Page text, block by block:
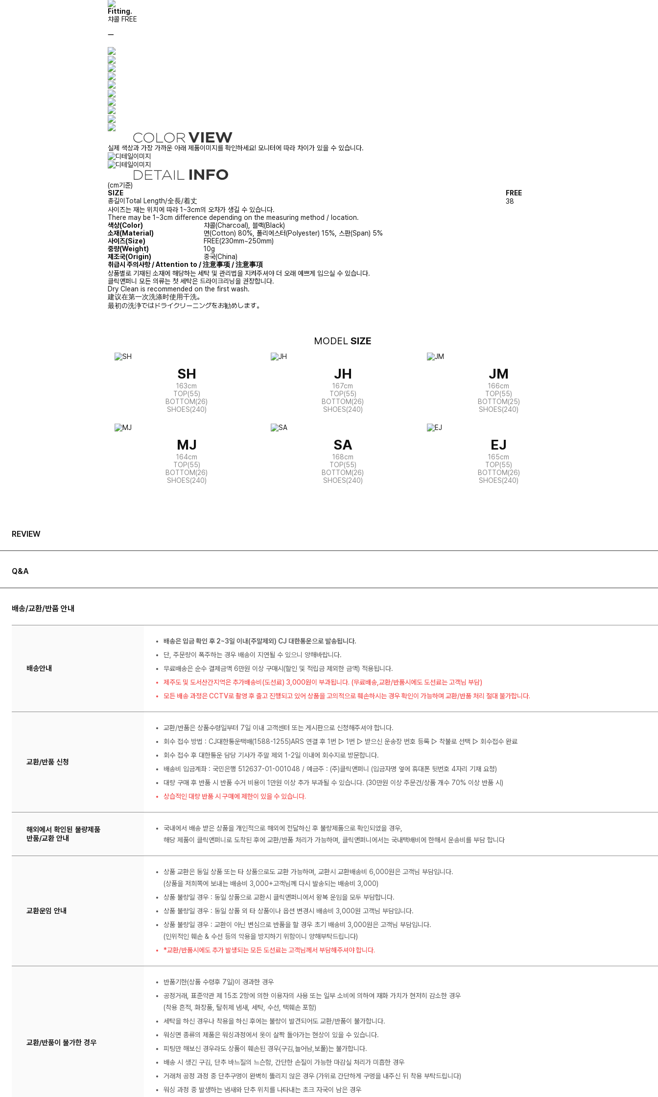
Fitting.
챠콜 FREE
ㅡ
실제 색상과 가장 가까운 아래 제품이미지를 확인하세요! 모니터에 따라 차이가 있을 수 있습니다.
(cm기준)
SIZE
FREE
총길이 Total Length/全長/着丈
38
사이즈는 재는 위치에 따라 1~3cm의 오차가 생길 수 있습니다.
There may be 1~3cm difference depending on the measuring method / location.
색상(Color)
챠콜(Charcoal), 블랙(Black)
소재(Material)
면(Cotton) 80%, 폴리에스터(Polyester) 15%, 스판(Span) 5%
사이즈(Size)
FREE(230mm~250mm)
중량(Weight)
10g
제조국(Origin)
중국(China)
취급시 주의사항 / Attention to / 注意事项 / 注意事項
상품별로 기재된 소재에 해당하는 세탁 및 관리법을 지켜주셔야 더 오래 예쁘게 입으실 수 있습니다.
클릭앤퍼니 모든 의류는 첫 세탁은 드라이크리닝을 권장합니다.
Dry Clean is recommended on the first wash.
建议在第一次洗涤时使用干洗。
最初の洗浄ではドライクリーニングをお勧めします。
MODEL SIZE
SH
163cm
TOP(55)
BOTTOM(26)
SHOES(240)
JH
167cm
TOP(55)
BOTTOM(26)
SHOES(240)
JM
166cm
TOP(55)
BOTTOM(25)
SHOES(240)
MJ
164cm
TOP(55)
BOTTOM(26)
SHOES(240)
SA
168cm
TOP(55)
BOTTOM(26)
SHOES(240)
EJ
165cm
TOP(55)
BOTTOM(26)
SHOES(240)
REVIEW
Q&A
배송/교환/반품 안내
배송안내
배송은 입금 확인 후 2~3일 이내(주말제외) CJ 대한통운으로 발송됩니다.
단, 주문량이 폭주하는 경우 배송이 지연될 수 있으니 양해바랍니다.
무료배송은 순수 결제금액 6만원 이상 구매시(할인 및 적립금 제외한 금액) 적용됩니다.
제주도 및 도서산간지역은 추가배송비(도선료) 3,000원이 부과됩니다. (무료배송,교환/반품시에도 도선료는 고객님 부담)
모든 배송 과정은 CCTV로 촬영 후 출고 진행되고 있어 상품을 고의적으로 훼손하시는 경우 확인이 가능하며 교환/반품 처리 절대 불가합니다.
교환/반품 신청
교환/반품은 상품수령일부터 7일 이내 고객센터 또는 게시판으로 신청해주셔야 합니다.
회수 접수 방법 : CJ대한통운택배(1588-1255)ARS 연결 후 1번 ▷ 1번 ▷ 받으신 운송장 번호 등록 ▷ 착불로 선택 ▷ 회수접수 완료
회수 접수 후 대한통운 담당 기사가 주말 제외 1-2일 이내에 회수지로 방문합니다.
배송비 입금계좌 : 국민은행 512637-01-001048 / 예금주 : (주)클릭앤퍼니 (입금자명 옆에 휴대폰 뒷번호 4자리 기재 요청)
대량 구매 후 반품 시 반품 수거 비용이 1만원 이상 추가 부과될 수 있습니다. (30만원 이상 주문건/상품 개수 70% 이상 반품 시)
상습적인 대량 반품 시 구매에 제한이 있을 수 있습니다.
해외에서 확인된 불량제품
반품/교환 안내
국내에서 배송 받은 상품을 개인적으로 해외에 전달하신 후 불량제품으로 확인되었을 경우,
해당 제품이 클릭앤퍼니로 도착된 후에 교환/반품 처리가 가능하며, 클릭앤퍼니에서는 국내택배비에 한해서 운송비를 부담 합니다
교환운임 안내
상품 교환은 동일 상품 또는 타 상품으로도 교환 가능하며, 교환시 교환배송비 6,000원은 고객님 부담입니다.
(상품을 저희쪽에 보내는 배송비 3,000+고객님께 다시 발송되는 배송비 3,000)
상품 불량일 경우 : 동일 상품으로 교환시 클릭앤퍼니에서 왕복 운임을 모두 부담합니다.
상품 불량일 경우 : 동일 상품 외 타 상품이나 옵션 변경시 배송비 3,000원 고객님 부담입니다.
상품 불량일 경우 : 교환이 아닌 변심으로 반품을 할 경우 초기 배송비 3,000원은 고객님 부담입니다.
(인위적인 훼손 & 수선 등의 악용을 방지하기 위함이니 양해부탁드립니다)
*교환/반품시에도 추가 발생되는 모든 도선료는 고객님께서 부담해주셔야 합니다.
교환/반품이 불가한 경우
반품기한(상품 수령후 7일)이 경과한 경우
공정거래, 표준약관 제 15조 2항에 의한 이용자의 사용 또는 일부 소비에 의하여 재화 가치가 현저히 감소한 경우
(착용 흔적, 화장품, 탈취제 냄새, 세탁, 수선, 택훼손 포함)
세탁을 하신 경우나 착용을 하신 후에는 불량이 발견되어도 교환/반품이 불가합니다.
워싱면 종류의 제품은 워싱과정에서 옷이 살짝 돌아가는 현상이 있을 수 있습니다.
피팅만 해보신 경우라도 상품이 훼손된 경우(구김,늘어남,보풀)는 불가합니다.
배송 시 생긴 구김, 단추 바느질의 느슨함, 간단한 손질이 가능한 마감실 처리가 미흡한 경우
거래처 공정 과정 중 단추구멍이 완벽히 뚫리지 않은 경우 (가위로 간단하게 구멍을 내주신 뒤 착용 부탁드립니다)
워싱 과정 중 발생하는 냄새와 단추 위치를 나타내는 초크 자국이 남은 경우